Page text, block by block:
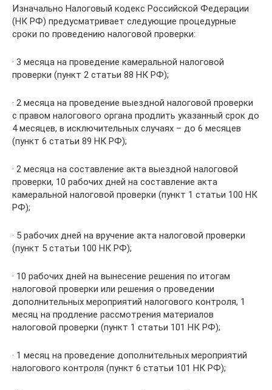
Изначально Налоговый кодекс Российской Федерации
(НК РФ) предусматривает следующие процедурные
сроки по проведению налоговой проверки:
· 3 месяца на проведение камеральной налоговой
проверки (пункт 2 статьи 88 НК РФ);
· 2 месяца на проведение выездной налоговой проверки
с правом налогового органа продлить указанный срок до
4 месяцев, в исключительных случаях – до 6 месяцев
(пункт 6 статьи 89 НК РФ);
· 2 месяца на составление акта выездной налоговой
проверки, 10 рабочих дней на составление акта
камеральной налоговой проверки (пункт 1 статьи 100 НК
РФ);
· 5 рабочих дней на вручение акта налоговой проверки
(пункт 5 статьи 100 НК РФ);
· 10 рабочих дней на вынесение решения по итогам
налоговой проверки или решения о проведении
дополнительных мероприятий налогового контроля, 1
месяц на продление рассмотрения материалов
налоговой проверки (пункт 1 статьи 101 НК РФ);
· 1 месяц на проведение дополнительных мероприятий
налогового контроля (пункт 6 статьи 101 НК РФ);